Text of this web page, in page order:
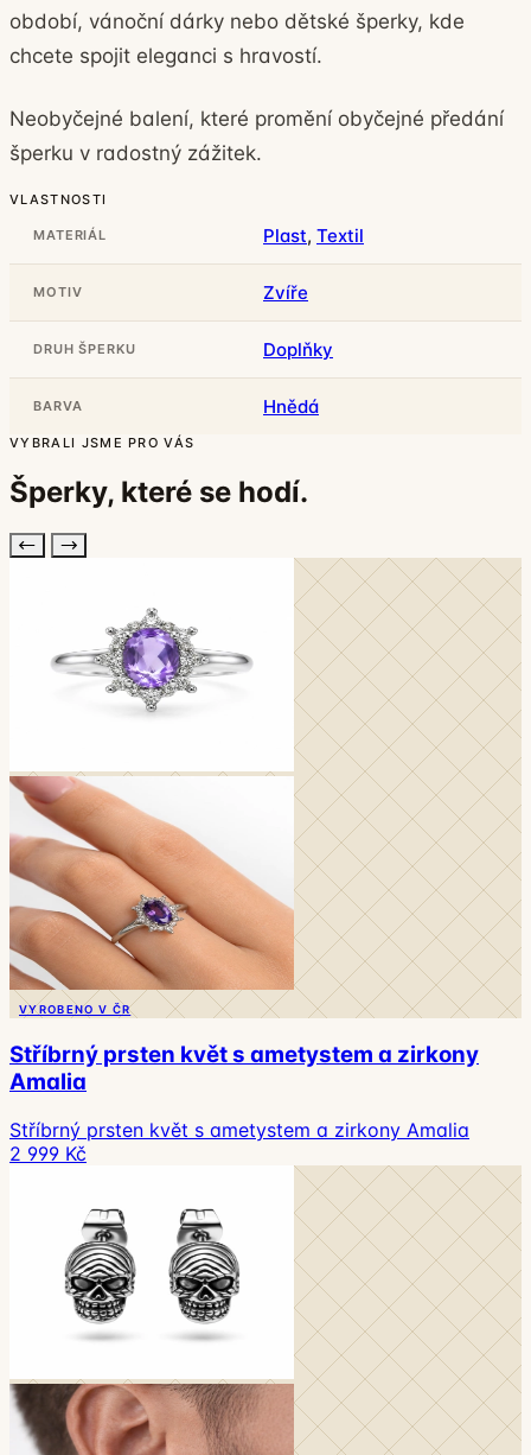
období, vánoční dárky nebo dětské šperky, kde
chcete spojit eleganci s hravostí.
Neobyčejné balení, které promění obyčejné předání
šperku v radostný zážitek.
VLASTNOSTI
MATERIÁL Plast, Textil
MOTIV Zvíře
DRUH ŠPERKU Doplňky
BARVA Hnědá
VYBRALI JSME PRO VÁS
Šperky, které se hodí.
VYROBENO V ČR
Stříbrný prsten květ s ametystem a zirkony
Amalia
Stříbrný prsten květ s ametystem a zirkony Amalia
2 999 Kč